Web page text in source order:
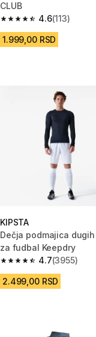
CLUB
4.6
4.6 od 5 zvezdica from
(113)
1.999,00 RSD
KIPSTA
Dečja podmajica
za fudbal Keepdry
4.7
4.7 od 5 zvezdica
(3955)
2.499,00 RSD